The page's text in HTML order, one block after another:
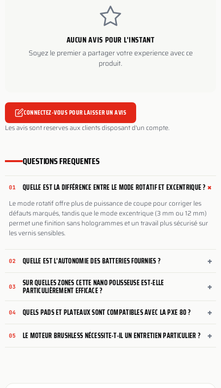
AUCUN AVIS POUR L'INSTANT
Soyez le premier a partager votre experience avec ce
produit.
CONNECTEZ-VOUS POUR LAISSER UN AVIS
Les avis sont reserves aux clients disposant d'un compte.
QUESTIONS FREQUENTES
01 QUELLE EST LA DIFFÉRENCE ENTRE LE MODE ROTATIF ET EXCENTRIQUE ?+
Le mode rotatif offre plus de puissance de coupe pour corriger les
défauts marqués, tandis que le mode excentrique (3 mm ou 12 mm)
permet une finition sans hologrammes et un travail plus sécurisé sur
les vernis sensibles.
02 QUELLE EST L'AUTONOMIE DES BATTERIES FOURNIES ? +
03 SUR QUELLES ZONES CETTE NANO POLISSEUSE EST-ELLE
PARTICULIÈREMENT EFFICACE ? +
04 QUELS PADS ET PLATEAUX SONT COMPATIBLES AVEC LA PXE 80 ? +
05 LE MOTEUR BRUSHLESS NÉCESSITE-T-IL UN ENTRETIEN PARTICULIER ? +